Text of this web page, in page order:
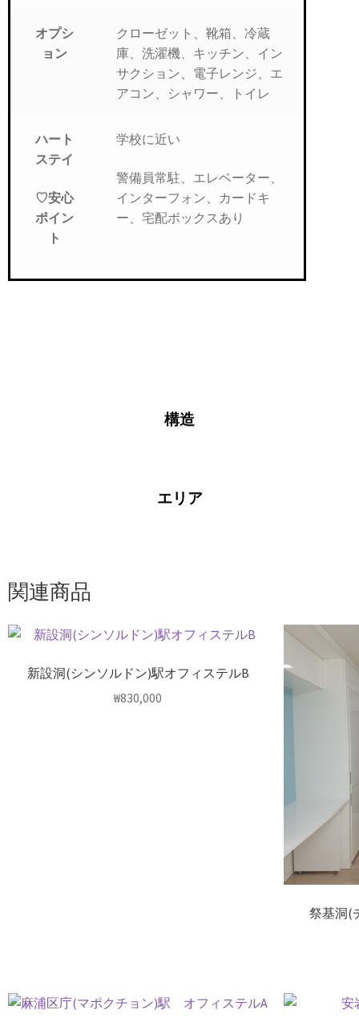
オプシ
ョン
クローゼット、靴箱、冷蔵
庫、洗濯機、キッチン、イン
サクション、電子レンジ、エ
アコン、シャワー、トイレ
ハート
ステイ
♡安心
ポイン
ト
学校に近い
警備員常駐、エレベーター、
インターフォン、カードキ
ー、宅配ボックスあり
構造
エリア
関連商品
新設洞(シンソルドン)駅オフィステルB
₩830,000
祭基洞(